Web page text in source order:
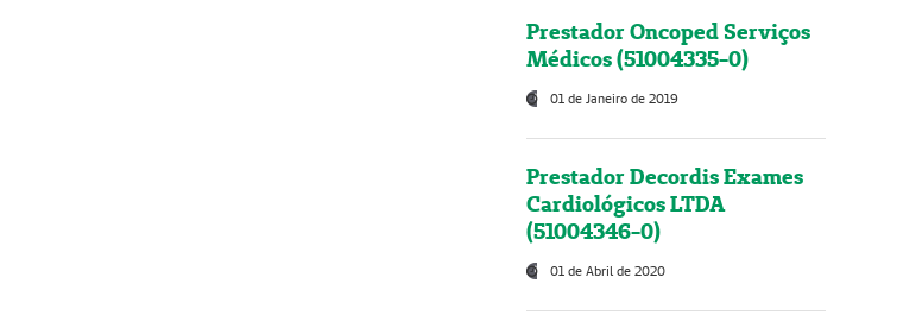
Prestador Oncoped Serviços
Médicos (51004335-0)
01 de Janeiro de 2019
Prestador Decordis Exames
Cardiológicos LTDA
(51004346-0)
01 de Abril de 2020